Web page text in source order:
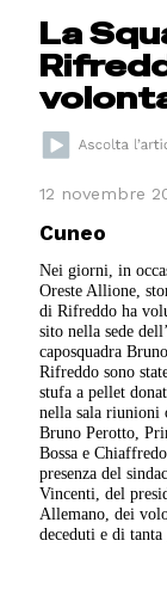
La
12 novembre
Cuneo
Nei giorni, in
Oreste Allione,
di Rifreddo ha
sito nella sede
caposquadra
Rifreddo sono
stufa a pellet
nella sala riunioni
Bruno Perotto,
Bossa e
presenza del
Vincenti, del
Allemano, dei
deceduti e di tanta